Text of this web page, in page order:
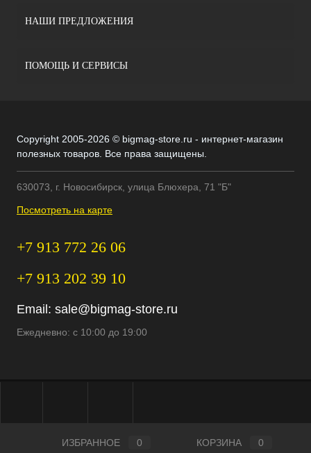
НАШИ ПРЕДЛОЖЕНИЯ
ПОМОЩЬ И СЕРВИСЫ
Copyright 2005-2026 © bigmag-store.ru - интернет-магазин
полезных товаров. Все права защищены.
630073, г. Новосибирск, улица Блюхера, 71 "Б"
Посмотреть на карте
+7 913 772 26 06
+7 913 202 39 10
Email: sale@bigmag-store.ru
Ежедневно: с 10:00 до 19:00
ИЗБРАННОЕ 0 КОРЗИНА 0